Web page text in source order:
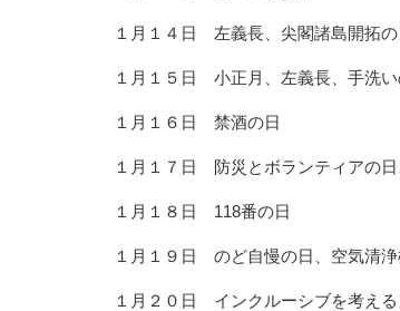
１月１４日 左義長、尖閣諸島開拓の
１月１５日 小正月、左義長、手洗い
１月１６日 禁酒の日
１月１７日 防災とボランティアの
１月１８日 118番の日
１月１９日 のど自慢の日、空気清浄
１月２０日 インクルーシブを考える